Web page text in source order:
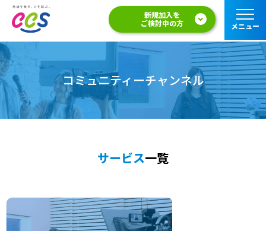
新規加入を
ご検討中の方
メニュー
コミュニティーチャンネル
サービス一覧